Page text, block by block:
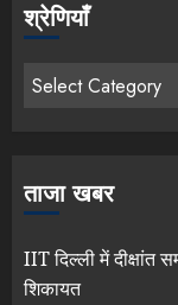
श्रेणियाँ
ताजा खबर
IIT दिल्ली में दीक्षांत
शिकायत